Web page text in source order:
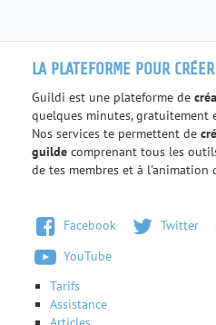
LA PLATEFORME POUR
Guildi est une plateforme de
quelques minutes,
Nos services te permettent de
guilde comprenant tous les
de tes membres et à l'animation
Facebook Twitter
YouTube
Tarifs
Assistance